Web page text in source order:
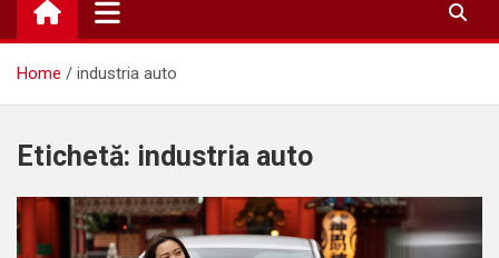
Home industria auto
Etichetă: industria auto